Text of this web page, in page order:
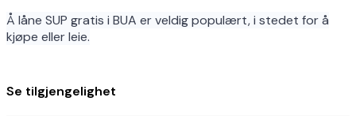
Å låne SUP gratis i BUA er veldig populært, i stedet for å
kjøpe eller leie.
Se tilgjengelighet